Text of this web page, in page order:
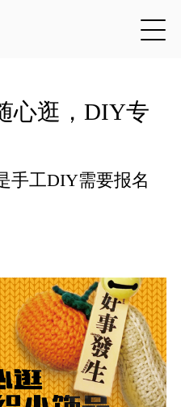
心逛，DIY专
手工DIY需要报名